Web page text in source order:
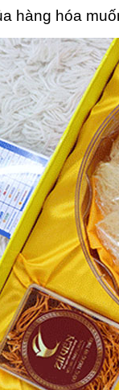
hàng hóa